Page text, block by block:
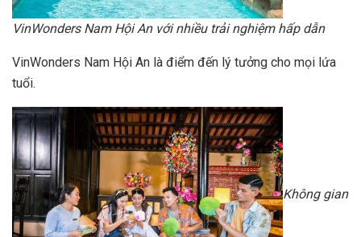
VinWonders Nam Hội An với nhiều trải nghiệm hấp dẫn
VinWonders Nam Hội An là điểm đến lý tưởng cho mọi lứa
tuổi.
Không gian